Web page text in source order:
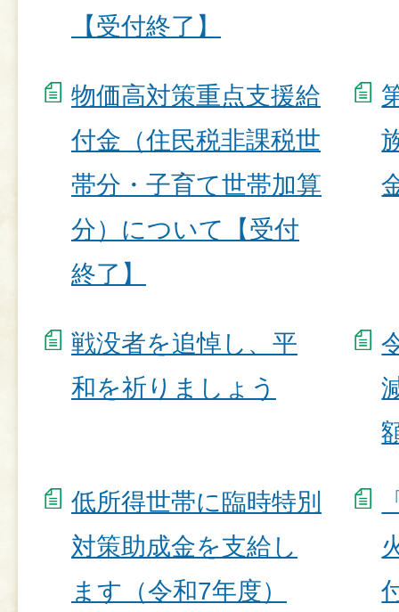
【受付終了】
物価高対策重点支援給
付金（住民税非課税世
帯分・子育て世帯加算
分）について【受付
終了】
戦没者を追悼し、平
和を祈りましょう
低所得世帯に臨時特別
対策助成金を支給し
ます（令和7年度）